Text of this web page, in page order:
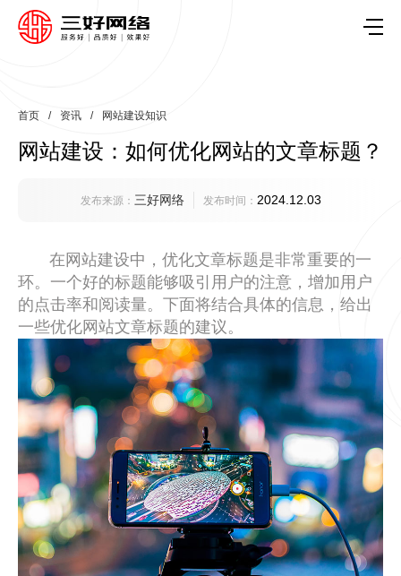
首页 / 资讯 / 网站建设知识
网站建设：如何优化网站的文章标题？
发布来源： 三好网络 发布时间： 2024.12.03
在网站建设中，优化文章标题是非常重要的一
环。一个好的标题能够吸引用户的注意，增加用户
的点击率和阅读量。下面将结合具体的信息，给出
一些优化网站文章标题的建议。